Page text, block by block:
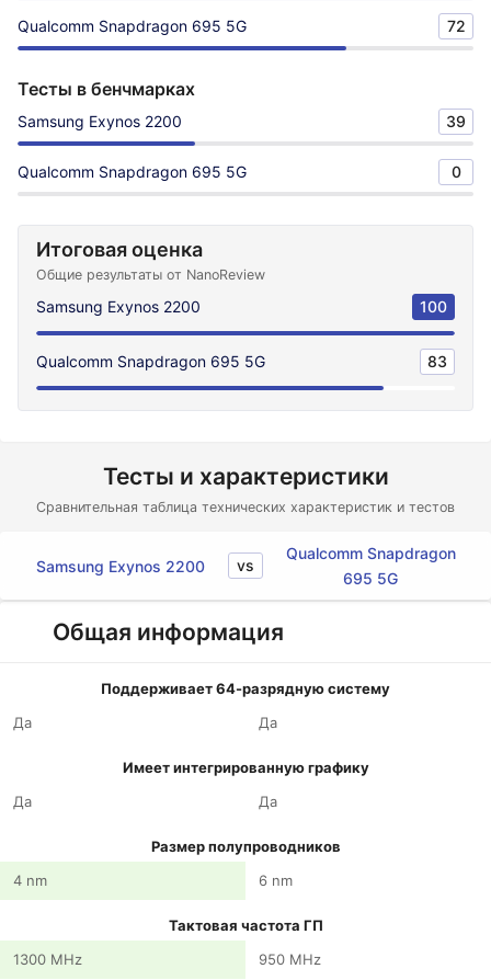
Qualcomm Snapdragon 695 5G 72
Тесты в бенчмарках
Samsung Exynos 2200 39
Qualcomm Snapdragon 695 5G 0
Итоговая оценка
Общие результаты от NanoReview
Samsung Exynos 2200 100
Qualcomm Snapdragon 695 5G 83
Тесты и характеристики
Сравнительная таблица технических характеристик и тестов
Samsung Exynos 2200 vs
Qualcomm Snapdragon
695 5G
Общая информация
Поддерживает 64-разрядную систему
Да
Да
Имеет интегрированную графику
Да
Да
Размер полупроводников
4 nm
6 nm
Тактовая частота ГП
1300 MHz
950 MHz